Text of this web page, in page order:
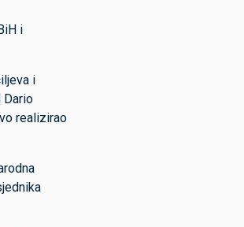
i
i
Dario
realizirao